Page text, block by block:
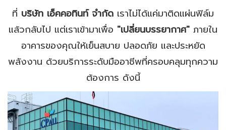
ที่ บริษัท เอ็คคอทินท์ จำกัด เราไม่ได้แค่มาติดแผ่นฟิล์ม
แล้วกลับไป แต่เราเข้ามาเพื่อ "เปลี่ยนบรรยากาศ" ภายใน
อาคารของคุณให้เย็นสบาย ปลอดภัย และประหยัด
พลังงาน ด้วยบริการระดับมืออาชีพที่ครอบคลุมทุกความ
ต้องการ ดังนี้